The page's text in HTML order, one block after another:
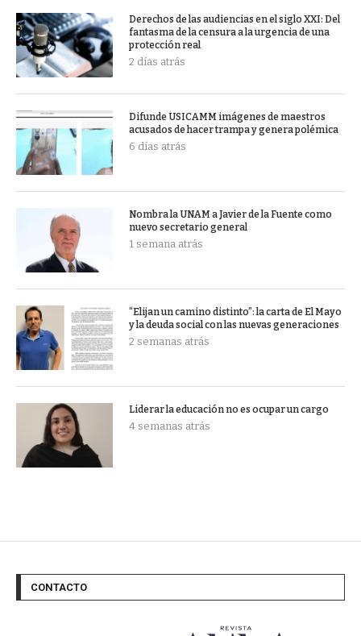
Derechos de las audiencias en el siglo XXI: Del
fantasma de la censura a la urgencia de una
protección real
2 días atrás
Difunde USICAMM imágenes de maestros
acusados de hacer trampa y genera polémica
6 días atrás
Nombra la UNAM a Javier de la Fuente como
nuevo secretario general
1 semana atrás
“Elijan un camino distinto”: la carta de El Mayo
y la deuda social con las nuevas generaciones
2 semanas atrás
Liderar la educación no es ocupar un cargo
4 semanas atrás
CONTACTO